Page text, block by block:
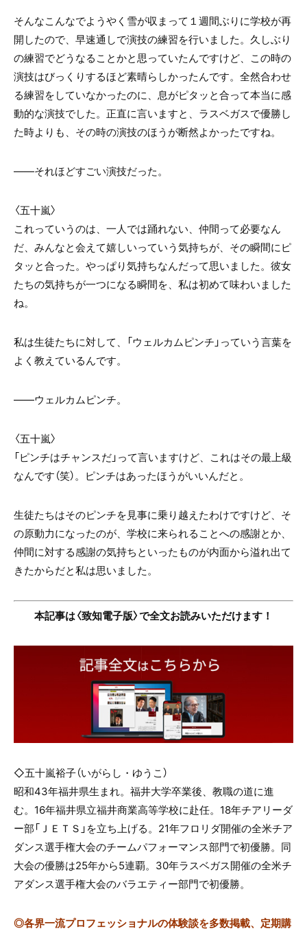
そんなこんなでようやく雪が収まって１週間ぶりに学校が再
開したので、早速通しで演技の練習を行いました。久しぶり
の練習でどうなることかと思っていたんですけど、この時の
演技はびっくりするほど素晴らしかったんです。全然合わせ
る練習をしていなかったのに、息がピタッと合って本当に感
動的な演技でした。正直に言いますと、ラスベガスで優勝し
た時よりも、その時の演技のほうが断然よかったですね。
――それほどすごい演技だった。
〈五十嵐〉
これっていうのは、一人では踊れない、仲間って必要なん
だ、みんなと会えて嬉しいっていう気持ちが、その瞬間にピ
タッと合った。やっぱり気持ちなんだって思いました。彼女
たちの気持ちが一つになる瞬間を、私は初めて味わいました
ね。
私は生徒たちに対して、「ウェルカムピンチ」っていう言葉を
よく教えているんです。
――ウェルカムピンチ。
〈五十嵐〉
「ピンチはチャンスだ」って言いますけど、これはその最上級
なんです（笑）。ピンチはあったほうがいいんだと。
生徒たちはそのピンチを見事に乗り越えたわけですけど、そ
の原動力になったのが、学校に来られることへの感謝とか、
仲間に対する感謝の気持ちといったものが内面から溢れ出て
きたからだと私は思いました。
本記事は〈致知電子版〉で全文お読みいただけます！
◇五十嵐裕子（いがらし・ゆうこ）
昭和43年福井県生まれ。福井大学卒業後、教職の道に進
む。 16年福井県立福井商業高等学校に赴任。 18年チアリーダ
ー部「ＪＥＴＳ」を立ち上げる。 21年フロリダ開催の全米チア
ダンス選手権大会のチームパフォーマンス部門で初優勝。同
大会の優勝は25年から5連覇。 30年ラスベガス開催の全米チ
アダンス選手権大会のバラエティー部門で初優勝。
◎各界一流プロフェッショナルの体験談を多数掲載、定期購